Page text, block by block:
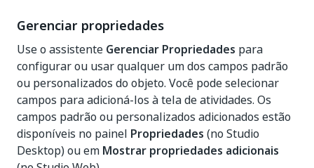
Gerenciar propriedades
Use o assistente Gerenciar Propriedades para
configurar ou usar qualquer um dos campos padrão
ou personalizados do objeto. Você pode selecionar
campos para adicioná-los à tela de atividades. Os
campos padrão ou personalizados adicionados estão
disponíveis no painel Propriedades (no Studio
Desktop) ou em Mostrar propriedades adicionais